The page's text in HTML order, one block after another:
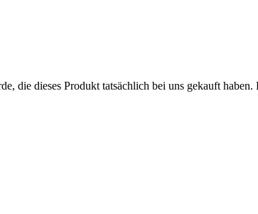
die dieses Produkt tatsächlich bei uns gekauft